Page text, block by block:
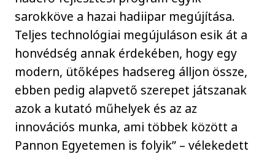
sarokköve a hazai hadiipar megújítása.
Teljes technológiai megújuláson esik át a
honvédség annak érdekében, hogy egy
modern, ütőképes hadsereg álljon össze,
ebben pedig alapvető szerepet játszanak
azok a kutató műhelyek és az az
innovációs munka, ami többek között a
Pannon Egyetemen is folyik” – vélekedett